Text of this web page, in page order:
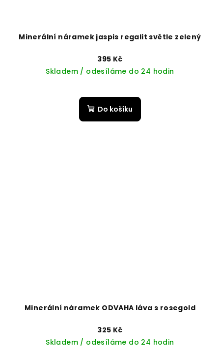
Minerální náramek jaspis regalit světle zelený
395 Kč
Skladem / odesíláme do 24 hodin
Do košíku
Minerální náramek ODVAHA láva s rosegold
325 Kč
Skladem / odesíláme do 24 hodin